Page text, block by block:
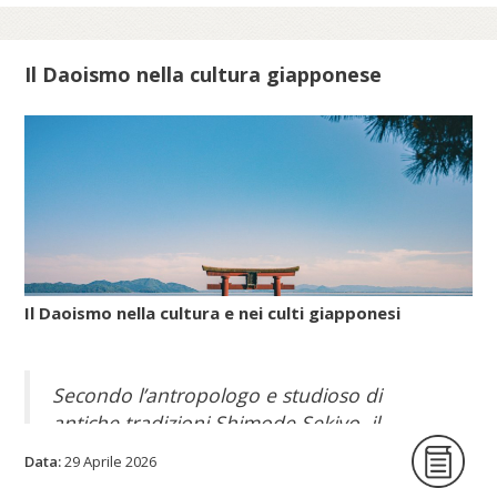
Il Daoismo nella cultura giapponese
Il Daoismo nella cultura e nei culti giapponesi
Secondo l’antropologo e studioso di
antiche tradizioni Shimode Sekiyo, il
Daoismo popolare, con le sue pratiche per
allungare la vita, giunse nell’arcipelago
Data:29 Aprile 2026